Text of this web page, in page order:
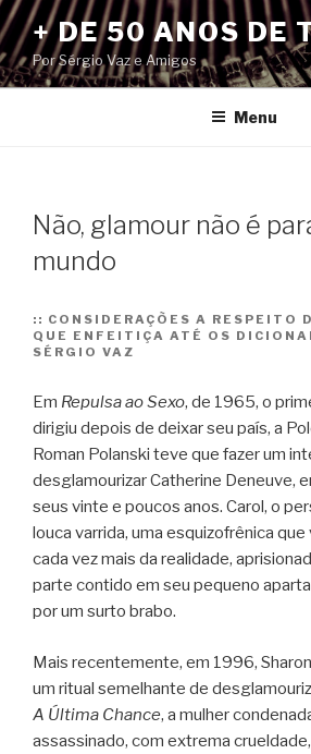
Pular
para
o
conteúdo
+ DE 50 ANOS DE
Por Sérgio Vaz e Amigos
Menu
Não, glamour não é
mundo
:: CONSIDERAÇÕES A RESPEITO
QUE ENFEITIÇA ATÉ OS
SÉRGIO VAZ
Em Repulsa ao Sexo, de 1965, o
dirigiu depois de deixar seu país, a
Roman Polanski teve que fazer um
desglamourizar Catherine Deneuve,
seus vinte e poucos anos. Carol, o
louca varrida, uma esquizofrênica
cada vez mais da realidade,
parte contido em seu pequeno
por um surto brabo.
Mais recentemente, em 1996,
um ritual semelhante de
A Última Chance, a mulher
assassinado, com extrema